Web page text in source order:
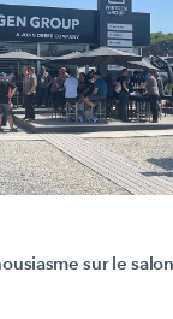
sur le